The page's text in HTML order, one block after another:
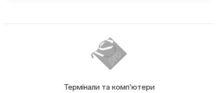
Термінали та комп’ютери